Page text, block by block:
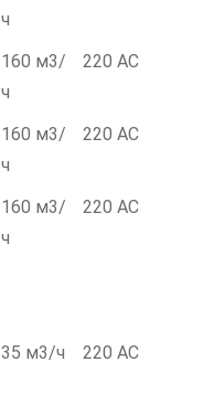
ч
160 м3/
ч
220 AC
160 м3/
ч
220 AC
160 м3/
ч
220 AC
35 м3/ч 220 AC